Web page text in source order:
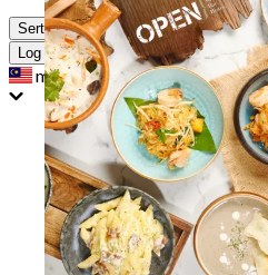
Sertai
Log Masuk
my